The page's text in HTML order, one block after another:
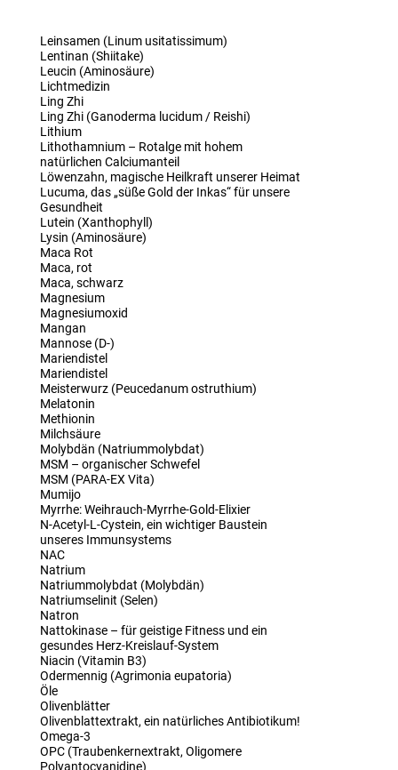
Leinsamen (Linum usitatissimum)
Lentinan (Shiitake)
Leucin (Aminosäure)
Lichtmedizin
Ling Zhi
Ling Zhi (Ganoderma lucidum / Reishi)
Lithium
Lithothamnium – Rotalge mit hohem
natürlichen Calciumanteil
Löwenzahn, magische Heilkraft unserer Heimat
Lucuma, das „süße Gold der Inkas“ für unsere
Gesundheit
Lutein (Xanthophyll)
Lysin (Aminosäure)
Maca Rot
Maca, rot
Maca, schwarz
Magnesium
Magnesiumoxid
Mangan
Mannose (D-)
Mariendistel
Mariendistel
Meisterwurz (Peucedanum ostruthium)
Melatonin
Methionin
Milchsäure
Molybdän (Natriummolybdat)
MSM – organischer Schwefel
MSM (PARA-EX Vita)
Mumijo
Myrrhe: Weihrauch-Myrrhe-Gold-Elixier
N-Acetyl-L-Cystein, ein wichtiger Baustein
unseres Immunsystems
NAC
Natrium
Natriummolybdat (Molybdän)
Natriumselinit (Selen)
Natron
Nattokinase – für geistige Fitness und ein
gesundes Herz-Kreislauf-System
Niacin (Vitamin B3)
Odermennig (Agrimonia eupatoria)
Öle
Olivenblätter
Olivenblattextrakt, ein natürliches Antibiotikum!
Omega-3
OPC (Traubenkernextrakt, Oligomere